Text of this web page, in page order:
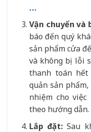
…
Vận chuyển và
báo đến quý
sản phẩm cửa
và không bị lỗi
thanh toán
quản sản
nhiệm cho
theo hướng dẫn.
Lắp đặt: Sau